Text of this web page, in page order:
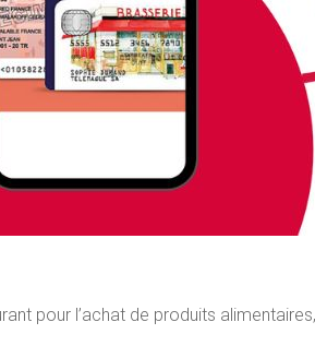
pour l’achat de produits